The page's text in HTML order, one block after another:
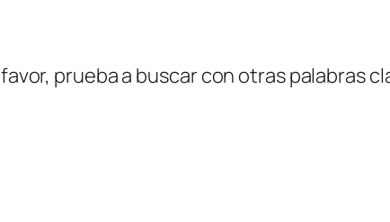
prueba a buscar con otras palabras